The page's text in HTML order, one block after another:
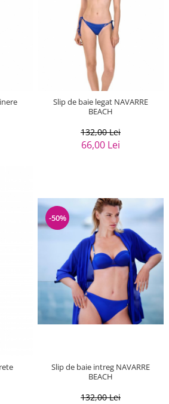
Slip de baie legat NAVARRE
BEACH
132,00 Lei
66,00 Lei
-50%
Slip de baie intreg NAVARRE
BEACH
132,00 Lei